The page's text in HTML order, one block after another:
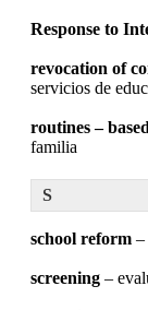
Response to
revocation of
servicios de
routines –
familia
S
school reform –
screening –